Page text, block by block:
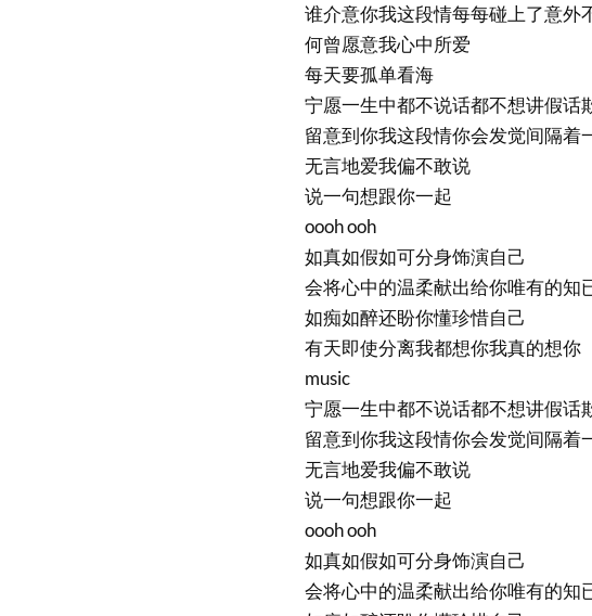
谁介意你我这段情每每碰上了意外
何曾愿意我心中所爱
每天要孤单看海
宁愿一生中都不说话都不想讲假话
留意到你我这段情你会发觉间隔着
无言地爱我偏不敢说
说一句想跟你一起
oooh ooh
如真如假如可分身饰演自己
会将心中的温柔献出给你唯有的知
如痴如醉还盼你懂珍惜自己
有天即使分离我都想你我真的想你
music
宁愿一生中都不说话都不想讲假话
留意到你我这段情你会发觉间隔着
无言地爱我偏不敢说
说一句想跟你一起
oooh ooh
如真如假如可分身饰演自己
会将心中的温柔献出给你唯有的知